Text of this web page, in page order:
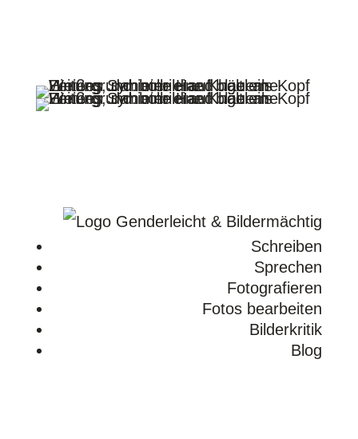
FolgenFolgenFolgenFolgen
Schreiben
Sprechen
Fotografieren
Fotos bearbeiten
Bilderkritik
Blog